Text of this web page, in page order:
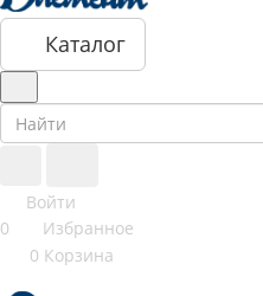
Каталог
Войти
0
Избранное
0 Корзина